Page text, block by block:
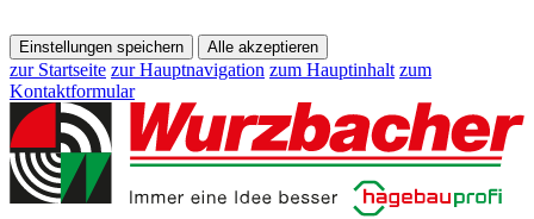
Einstellungen speichern Alle akzeptieren
zur Startseite zur Hauptnavigation zum Hauptinhalt zum
Kontaktformular